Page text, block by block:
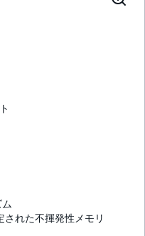
された不揮発性メモリ